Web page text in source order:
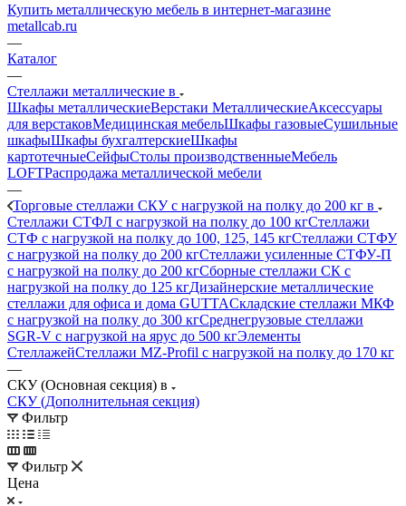
Купить металлическую мебель в интернет-магазине
metallcab.ru
—
Каталог
—
Стеллажи металлические в
Шкафы металлическиеВерстаки МеталлическиеАксессуары
для верстаковМедицинская мебельШкафы газовыеСушильные
шкафыШкафы бухгалтерскиеШкафы
картотечныеСейфыСтолы производственныеМебель
LOFTРаспродажа металлической мебели
—
Торговые стеллажи СКУ с нагрузкой на полку до 200 кг в
Стеллажи СТФЛ с нагрузкой на полку до 100 кгСтеллажи
СТФ с нагрузкой на полку до 100, 125, 145 кгСтеллажи СТФУ
с нагрузкой на полку до 200 кгСтеллажи усиленные СТФУ-П
с нагрузкой на полку до 200 кгСборные стеллажи СК с
нагрузкой на полку до 125 кгДизайнерские металлические
стеллажи для офиса и дома GUTTAСкладские стеллажи МКФ
с нагрузкой на полку до 300 кгСреднегрузовые стеллажи
SGR-V с нагрузкой на ярус до 500 кгЭлементы
СтеллажейСтеллажи MZ-Profil с нагрузкой на полку до 170 кг
—
СКУ (Основная секция) в
СКУ (Дополнительная секция)
Фильтр
Фильтр
Цена